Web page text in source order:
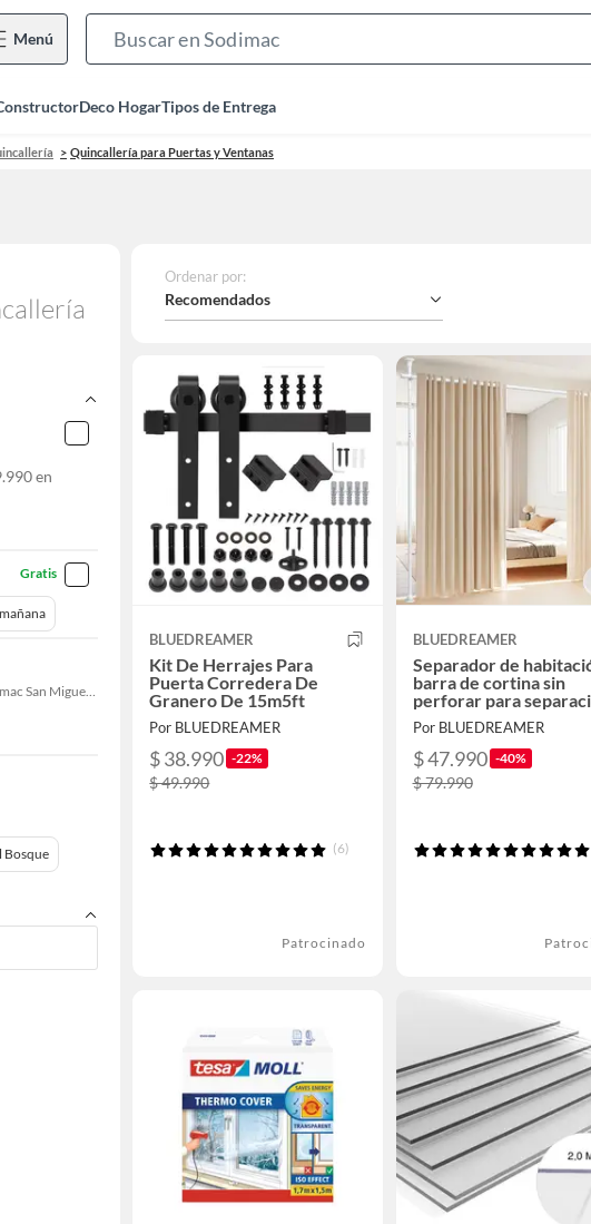
Menú
Bar
Deco HogarTipos de Entrega
Quincallería para Puertas y Ventanas
en
Gratis
Sodimac Cerrillos, Sodimac Maipú, Sodimac San Miguel, Sodimac El Bosque, Sodimac San Bernardo, Constructor Cantagallo, Sodimac Talagante, Sodimac San Fernando
Bosque
Ordenar por:
Recomendados
BLUEDREAMER
Kit De Herrajes Para
Puerta Corredera De
Granero De 15m5ft
Por BLUEDREAMER
$ 38.990 -22%
$ 49.990
(6)
Patrocinado
BLUEDREAMER
Separador de
barra de cortina sin
perforar para
de habitaciones
Por BLUEDREAMER
$ 47.990 -40%
$ 79.990